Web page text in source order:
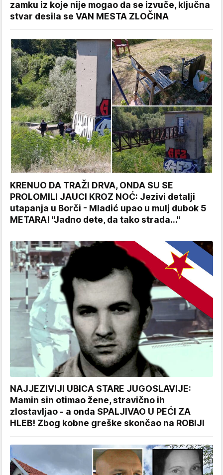
zamku iz koje nije mogao da se izvuče, ključna
stvar desila se VAN MESTA ZLOČINA
KRENUO DA TRAŽI DRVA, ONDA SU SE
PROLOMILI JAUCI KROZ NOĆ: Jezivi detalji
utapanja u Borči - Mladić upao u mulj dubok 5
METARA! "Jadno dete, da tako strada..."
NAJJEZIVIJI UBICA STARE JUGOSLAVIJE:
Mamin sin otimao žene, stravično ih
zlostavljao - a onda SPALJIVAO U PEĆI ZA
HLEB! Zbog kobne greške skončao na ROBIJI